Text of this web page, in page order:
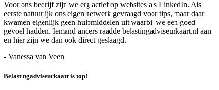
Voor ons bedrijf zijn we erg actief op websites als LinkedIn. Als
eerste natuurlijk ons eigen netwerk gevraagd voor tips, maar daar
kwamen eigenlijk geen hulpmiddelen uit waarbij we een goed
gevoel hadden. Iemand anders raadde belastingadviseurkaart.nl aan
en hier zijn we dan ook direct geslaagd.
- Vanessa van Veen
Belastingadviseurkaart is top!